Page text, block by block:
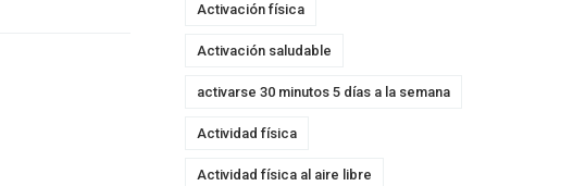
Activación física
Activación saludable
activarse 30 minutos 5 días a la semana
Actividad física
Actividad física al aire libre